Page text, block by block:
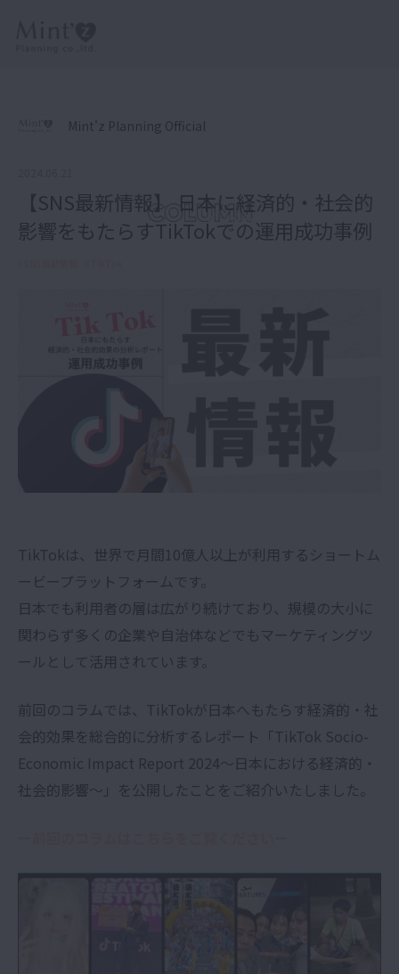
Mint'z Planning Official
【SNS最新情報】 日本に経済的・社会的
影響をもたらすTikTokでの運用成功事例
TikTokは、世界で月間10億人以上が利用するショートム
ービープラットフォームです。
日本でも利用者の層は広がり続けており、規模の大小に
関わらず多くの企業や自治体などでもマーケティングツ
ールとして活用されています。
前回のコラムでは、TikTokが日本へもたらす経済的・社
会的効果を総合的に分析するレポート「TikTok Socio-
Economic Impact Report 2024〜日本における経済的・
社会的影響〜」を公開したことをご紹介いたしました。